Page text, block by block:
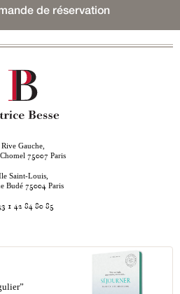
de réservation
Rive Gauche,
75007 Paris
Saint-Louis,
Budé 75004 Paris
1 42 84 80 85